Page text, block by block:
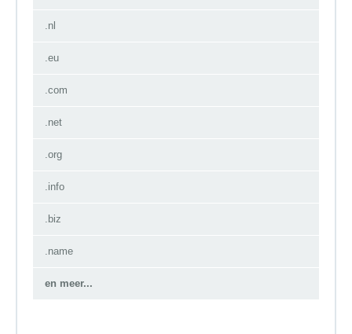
.nl
.eu
.com
.net
.org
.info
.biz
.name
en meer...